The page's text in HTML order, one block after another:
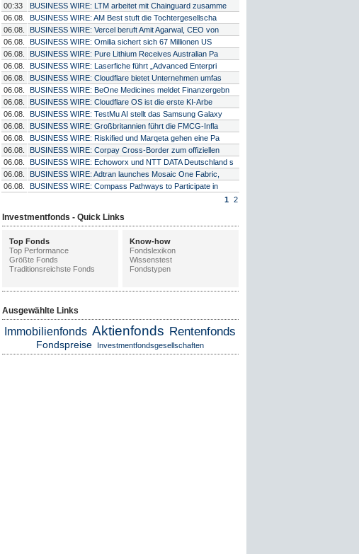
00:33
BUSINESS WIRE: LTM arbeitet mit Chainguard zusamme
06.08.
BUSINESS WIRE: AM Best stuft die Tochtergesellscha
06.08.
BUSINESS WIRE: Vercel beruft Amit Agarwal, CEO von
06.08.
BUSINESS WIRE: Omilia sichert sich 67 Millionen US
06.08.
BUSINESS WIRE: Pure Lithium Receives Australian Pa
06.08.
BUSINESS WIRE: Laserfiche führt „Advanced Enterpri
06.08.
BUSINESS WIRE: Cloudflare bietet Unternehmen umfas
06.08.
BUSINESS WIRE: BeOne Medicines meldet Finanzergebn
06.08.
BUSINESS WIRE: Cloudflare OS ist die erste KI-Arbe
06.08.
BUSINESS WIRE: TestMu AI stellt das Samsung Galaxy
06.08.
BUSINESS WIRE: Großbritannien führt die FMCG-Infla
06.08.
BUSINESS WIRE: Riskified und Marqeta gehen eine Pa
06.08.
BUSINESS WIRE: Corpay Cross-Border zum offiziellen
06.08.
BUSINESS WIRE: Echoworx und NTT DATA Deutschland s
06.08.
BUSINESS WIRE: Adtran launches Mosaic One Fabric,
06.08.
BUSINESS WIRE: Compass Pathways to Participate in
1 2
Investmentfonds - Quick Links
Top Fonds
Top Performance
Größte Fonds
Traditionsreichste Fonds
Know-how
Fondslexikon
Wissenstest
Fondstypen
Ausgewählte Links
Immobilienfonds Aktienfonds Rentenfonds
Fondspreise Investmentfondsgesellschaften